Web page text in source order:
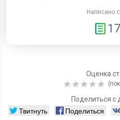
Написано
Оценка
Поделиться с
Твитнуть Поделиться